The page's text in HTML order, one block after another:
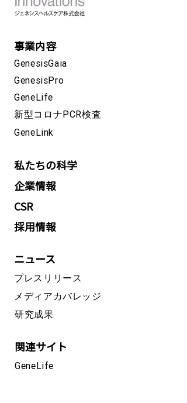
事業内容
GenesisGaia
GenesisPro
GeneLife
新型コロナPCR検査
GeneLink
私たちの科学
企業情報
CSR
採用情報
ニュース
プレスリリース
メディアカバレッジ
研究成果
関連サイト
GeneLife